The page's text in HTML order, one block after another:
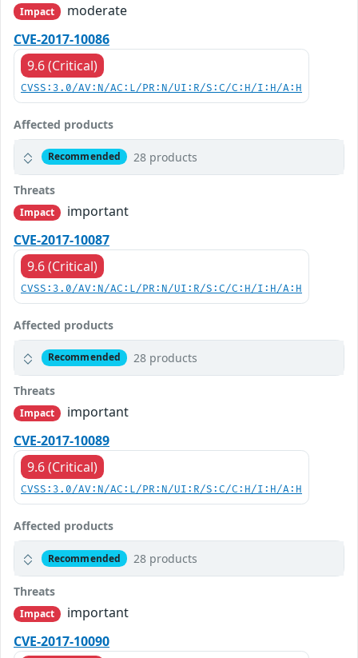
Impact
moderate
CVE-2017-10086
9.6 (Critical)
CVSS:3.0/AV:N/AC:L/PR:N/UI:R/S:C/C:H/I:H/A:H
Affected products
Recommended 28 products
Threats
Impact
important
CVE-2017-10087
9.6 (Critical)
CVSS:3.0/AV:N/AC:L/PR:N/UI:R/S:C/C:H/I:H/A:H
Affected products
Recommended 28 products
Threats
Impact
important
CVE-2017-10089
9.6 (Critical)
CVSS:3.0/AV:N/AC:L/PR:N/UI:R/S:C/C:H/I:H/A:H
Affected products
Recommended 28 products
Threats
Impact
important
CVE-2017-10090